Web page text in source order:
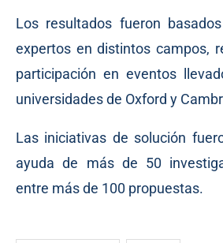
Los resultados fueron
expertos en distintos campos,
participación en eventos
universidades de Oxford y
Las iniciativas de solución
ayuda de más de 50
entre más de 100 propuestas.